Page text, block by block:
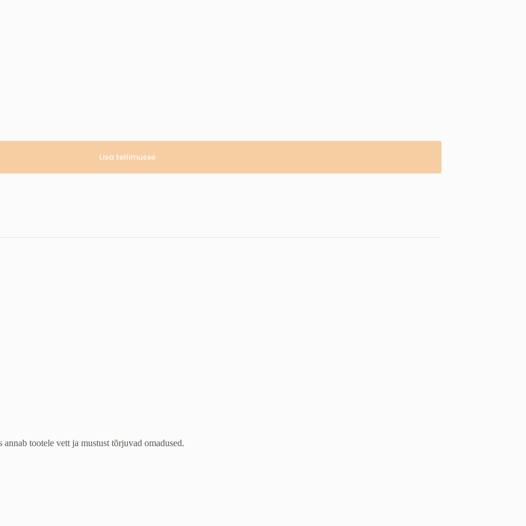
Lisa tellimusse
tootele vett ja mustust tõrjuvad omadused.